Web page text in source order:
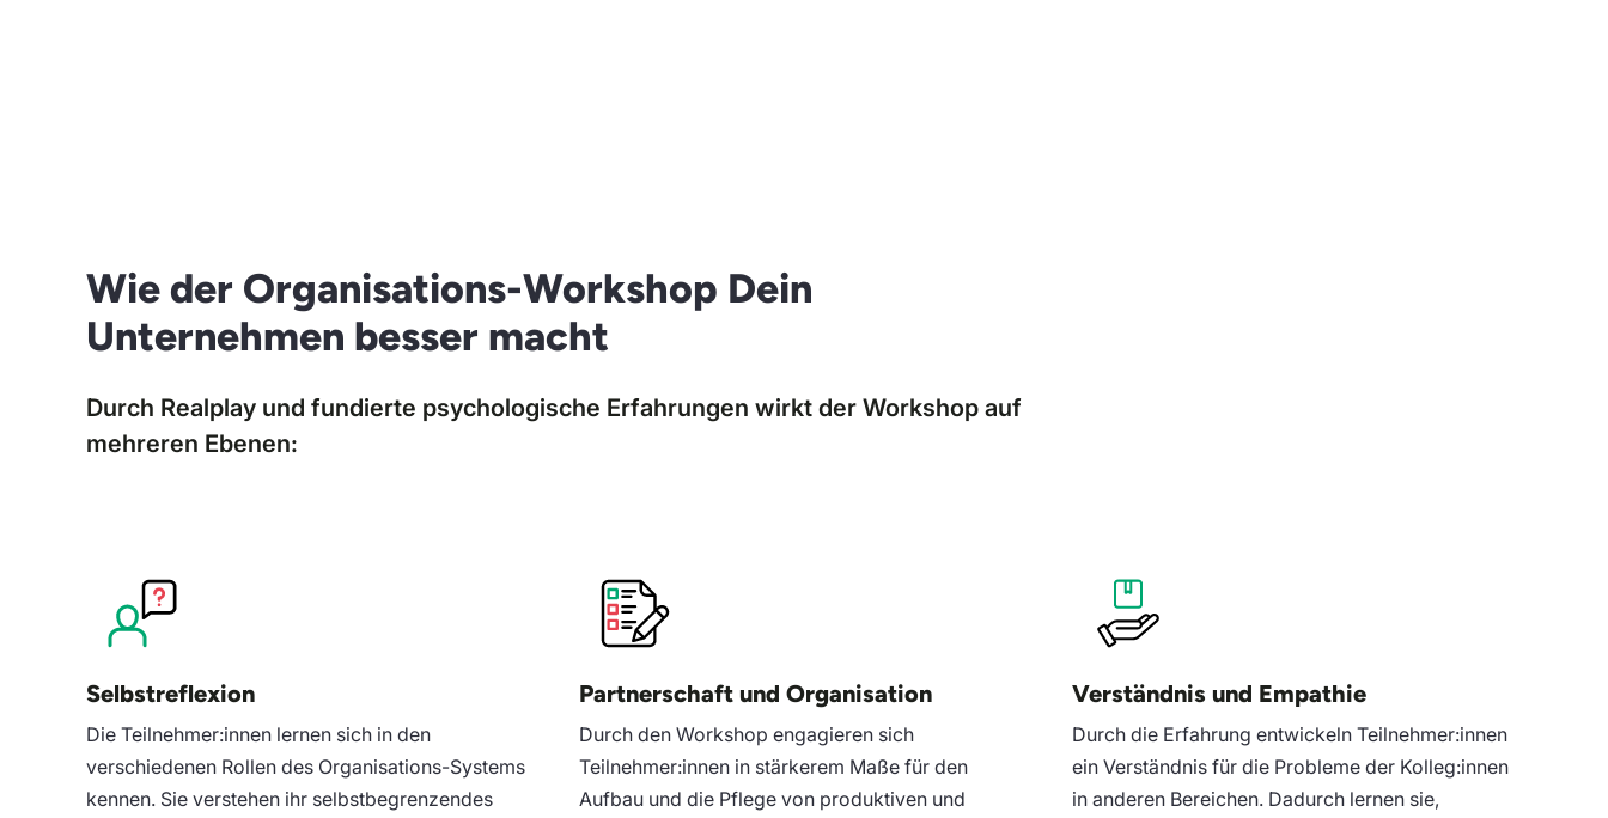
Wie der Organisations-Workshop Dein
Unternehmen besser macht
Durch Realplay und fundierte psychologische Erfahrungen wirkt der Workshop auf
mehreren Ebenen:
Selbstreflexion
Die Teilnehmer:innen lernen sich in den
verschiedenen Rollen des Organisations-Systems
kennen. Sie verstehen ihr selbstbegrenzendes
Partnerschaft und Organisation
Durch den Workshop engagieren sich
Teilnehmer:innen in stärkerem Maße für den
Aufbau und die Pflege von produktiven und
Verständnis und Empathie
Durch die Erfahrung entwickeln Teilnehmer:innen
ein Verständnis für die Probleme der Kolleg:innen
in anderen Bereichen. Dadurch lernen sie,